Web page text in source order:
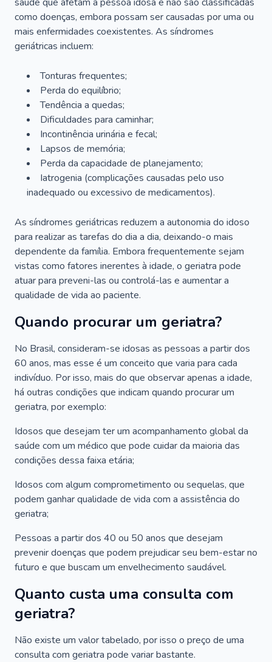
como doenças, embora possam ser causadas por uma ou
mais enfermidades coexistentes. As síndromes
geriátricas incluem:
Tonturas frequentes;
Perda do equilíbrio;
Tendência a quedas;
Dificuldades para caminhar;
Incontinência urinária e fecal;
Lapsos de memória;
Perda da capacidade de planejamento;
Iatrogenia (complicações causadas pelo uso
inadequado ou excessivo de medicamentos).
As síndromes geriátricas reduzem a autonomia do idoso
para realizar as tarefas do dia a dia, deixando-o mais
dependente da família. Embora frequentemente sejam
vistas como fatores inerentes à idade, o geriatra pode
atuar para preveni-las ou controlá-las e aumentar a
qualidade de vida ao paciente.
Quando procurar um geriatra?
No Brasil, consideram-se idosas as pessoas a partir dos
60 anos, mas esse é um conceito que varia para cada
indivíduo. Por isso, mais do que observar apenas a idade,
há outras condições que indicam quando procurar um
geriatra, por exemplo:
Idosos que desejam ter um acompanhamento global da
saúde com um médico que pode cuidar da maioria das
condições dessa faixa etária;
Idosos com algum comprometimento ou sequelas, que
podem ganhar qualidade de vida com a assistência do
geriatra;
Pessoas a partir dos 40 ou 50 anos que desejam
prevenir doenças que podem prejudicar seu bem-estar no
futuro e que buscam um envelhecimento saudável.
Quanto custa uma consulta com
geriatra?
Não existe um valor tabelado, por isso o preço de uma
consulta com geriatra pode variar bastante.